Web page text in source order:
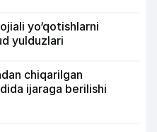
yo‘qotishlarni
yulduzlari
chiqarilgan
ijaraga berilishi